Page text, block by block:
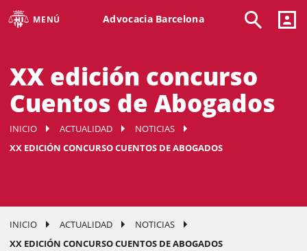
MENÚ Advocacia Barcelona
XX edición concurso
Cuentos de Abogados
INICIO ACTUALIDAD
NOTICIAS
XX EDICIÓN CONCURSO CUENTOS DE ABOGADOS
INICIO ACTUALIDAD
NOTICIAS
XX EDICIÓN CONCURSO CUENTOS DE ABOGADOS